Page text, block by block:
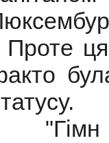
Проте ця
"Гімн